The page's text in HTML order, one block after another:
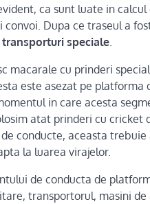
ca sunt luate in
Dupa ce traseul a
transporturi speciale.
macarale cu prinderi
este asezat pe platforma
in care acesta
atat prinderi cu cricket
conducte, aceasta
la luarea virajelor.
de conducta de
transportorul, masini